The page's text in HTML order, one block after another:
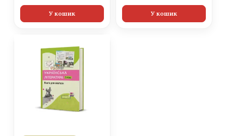
У кошик У кошик